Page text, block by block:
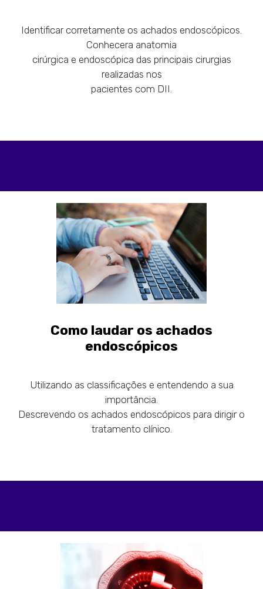
Identificar corretamente os achados endoscópicos.
Conhecera anatomia
cirúrgica e endoscópica das principais cirurgias
realizadas nos
pacientes com DII.
Como laudar os achados
endoscópicos
Utilizando as classificações e entendendo a sua
importância.
Descrevendo os achados endoscópicos para dirigir o
tratamento clínico.